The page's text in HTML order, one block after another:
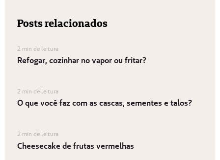
Posts relacionados
2 min de leitura
Refogar, cozinhar no vapor ou fritar?
2 min de leitura
O que você faz com as cascas, sementes e talos?
2 min de leitura
Cheesecake de frutas vermelhas